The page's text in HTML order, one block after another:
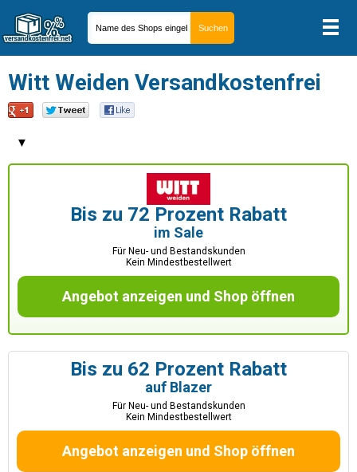
Witt Weiden Versandkostenfrei
▼
Bis zu 72 Prozent Rabatt
im Sale
Für Neu- und Bestandskunden
Kein Mindestbestellwert
Angebot anzeigen und Shop öffnen
Bis zu 62 Prozent Rabatt
auf Blazer
Für Neu- und Bestandskunden
Kein Mindestbestellwert
Angebot anzeigen und Shop öffnen